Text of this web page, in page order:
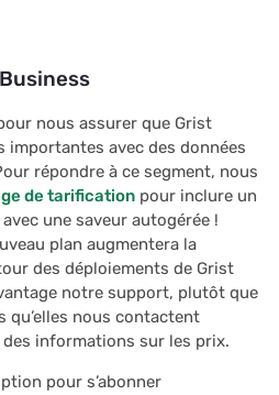
Chasse au trésor
Carte
Gestion des tâches
Liste de prospects
Guide des clés de lien
Guide des colonnes de
référence
Espaces de travail
Calendrier
Personnalisé
Lier des widgets
Dispositions
Vues fiche
Tables de synthèse
Configurer des
Audit logs
Télémétrie
nous assurer que Grist
importantes avec des données
répondre à ce segment, nous
de tarification pour inclure un
une saveur autogérée !
plan augmentera la
des déploiements de Grist
notre support, plutôt que
qu’elles nous contactent
informations sur les prix.
pour s’abonner